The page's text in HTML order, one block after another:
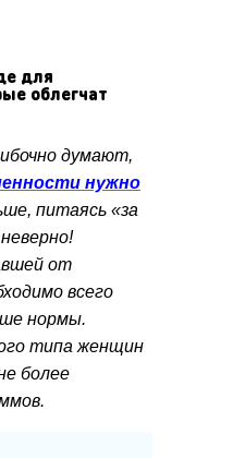
для
облегчат
думают,
нужно
питаясь «за
от
всего
нормы.
типа женщин
более